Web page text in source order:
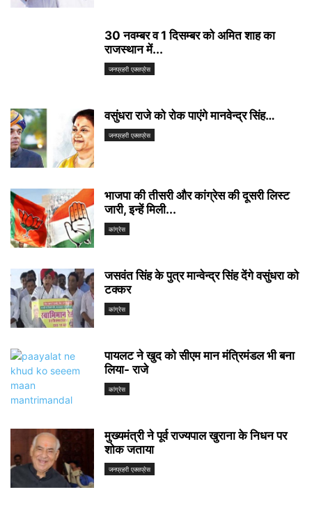
30 नवम्बर व 1 दिसम्बर को अमित शाह का
राजस्थान में...
जनप्रहरी एक्सप्रेस
वसुंधरा राजे को रोक पाएंगे मानवेन्द्र सिंह…
जनप्रहरी एक्सप्रेस
भाजपा की तीसरी और कांग्रेस की दूसरी लिस्ट
जारी, इन्हें मिली...
कांग्रेस
जसवंत सिंह के पुत्र मान्वेन्द्र सिंह देंगे वसुंधरा को
टक्कर
कांग्रेस
पायलट ने खुद को सीएम मान मंत्रिमंडल भी बना
लिया- राजे
कांग्रेस
मुख्यमंत्री ने पूर्व राज्यपाल खुराना के निधन पर
शोक जताया
जनप्रहरी एक्सप्रेस